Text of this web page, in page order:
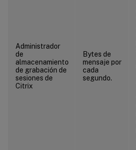
Administrador
de
almacenamiento
de grabación de
sesiones de
Citrix
Bytes de
mensaje por
cada
segundo.